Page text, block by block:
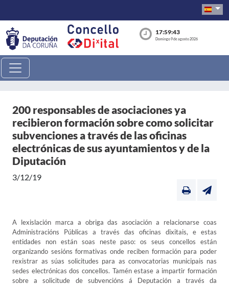
17:59:44
Domingo 9 de agosto 2026
200 responsables de asociaciones ya
recibieron formación sobre como solicitar
subvenciones a través de las oficinas
electrónicas de sus ayuntamientos y de la
Diputación
3/12/19
A lexislación marca a obriga das asociación a relacionarse coas
Administracións Públicas a través das oficinas dixitais, e estas
entidades non están soas neste paso: os seus concellos están
organizando sesións formativas onde reciben formación para poder
rexistrar as súas solicitudes para as convocatorias municipais nas
sedes electrónicas dos concellos. Tamén estase a impartir formación
sobre a solicitude de subvencións á Deputación a través da